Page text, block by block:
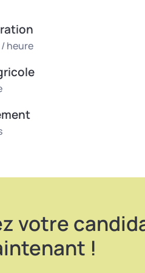
par la nature et
l’environnement, envoyez
heure
votre
!